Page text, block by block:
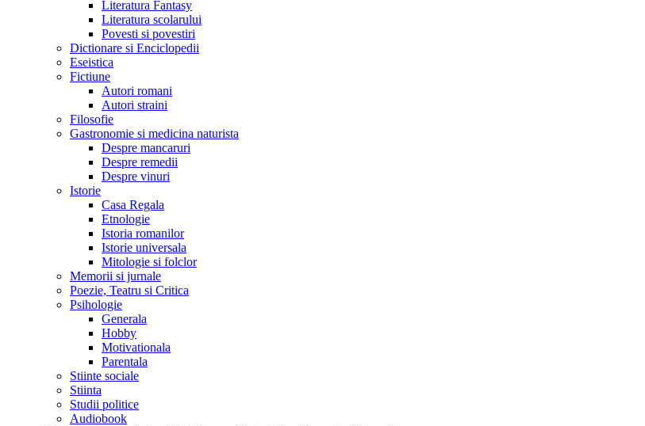
Literatura Fantasy
Literatura scolarului
Povesti si povestiri
Dictionare si Enciclopedii
Eseistica
Fictiune
Autori romani
Autori straini
Filosofie
Gastronomie si medicina naturista
Despre mancaruri
Despre remedii
Despre vinuri
Istorie
Casa Regala
Etnologie
Istoria romanilor
Istorie universala
Mitologie si folclor
Memorii si jurnale
Poezie, Teatru si Critica
Psihologie
Generala
Hobby
Motivationala
Parentala
Stiinte sociale
Stiinta
Studii politice
Audiobook